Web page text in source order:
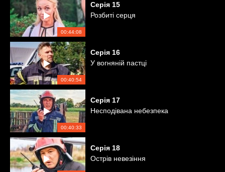
00:44:08
Серія 15
Розбиті серця
00:40:54
Серія 16
У вогняній пастці
00:40:33
Серія 17
Несподівана небезпека
Серія 18
Острів невезіння